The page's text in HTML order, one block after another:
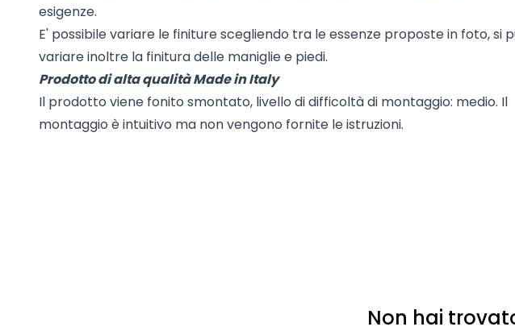
esigenze.
E' possibile variare le finiture scegliendo tra le essenze proposte in foto, si
variare inoltre la finitura delle maniglie e piedi.
Prodotto di alta qualità Made in Italy
Il prodotto viene fonito smontato, livello di difficoltà di montaggio: medio. Il
montaggio è intuitivo ma non vengono fornite le istruzioni.
Non hai